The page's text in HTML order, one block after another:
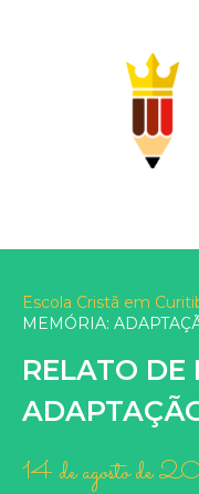
Escola Cristã em
MEMÓRIA:
RELATO DE
14 de agosto de